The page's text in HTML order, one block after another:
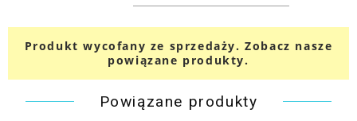
Produkt wycofany ze sprzedaży. Zobacz nasze
powiązane produkty.
Powiązane produkty